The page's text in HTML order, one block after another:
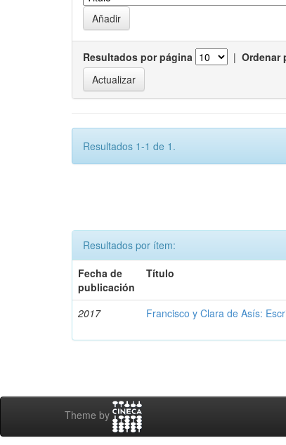
Resultados por página | Ordenar
Resultados 1-1 de 1.
Resultados por ítem:
Fecha de
publicación
Título
2017 Francisco y Clara de Asís:
Theme by